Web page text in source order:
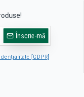
Înscrie-mă
[GDPR]